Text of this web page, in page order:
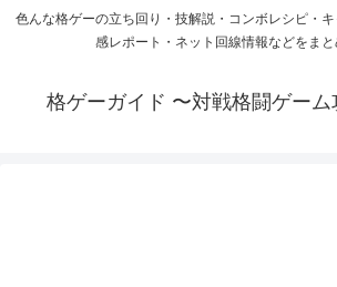
色んな格ゲーの立ち回り・技解説・コンボレシピ・
感レポート・ネット回線情報などをま
格ゲーガイド 〜対戦格闘ゲーム